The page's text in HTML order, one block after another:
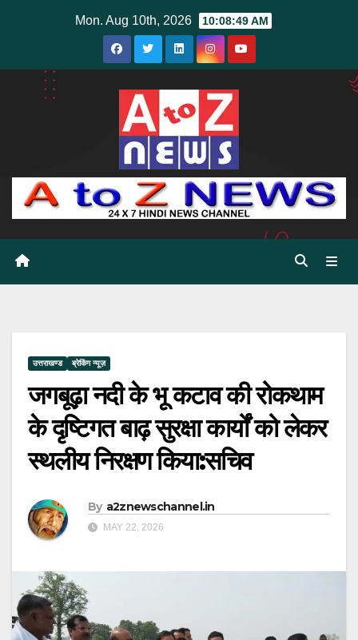
Mon. Aug 10th, 2026 10:08:51 AM
उत्तराखण्ड ब्रेकिंग न्यूज़
जगबूढ़ा नदी के भू कटाव की रोकथाम
के दृष्टिगत बाढ़ सुरक्षा कार्यों को लेकर
स्थलीय निरक्षण किया:सचिव
By a2znewschannel.in
MAY 22, 2026